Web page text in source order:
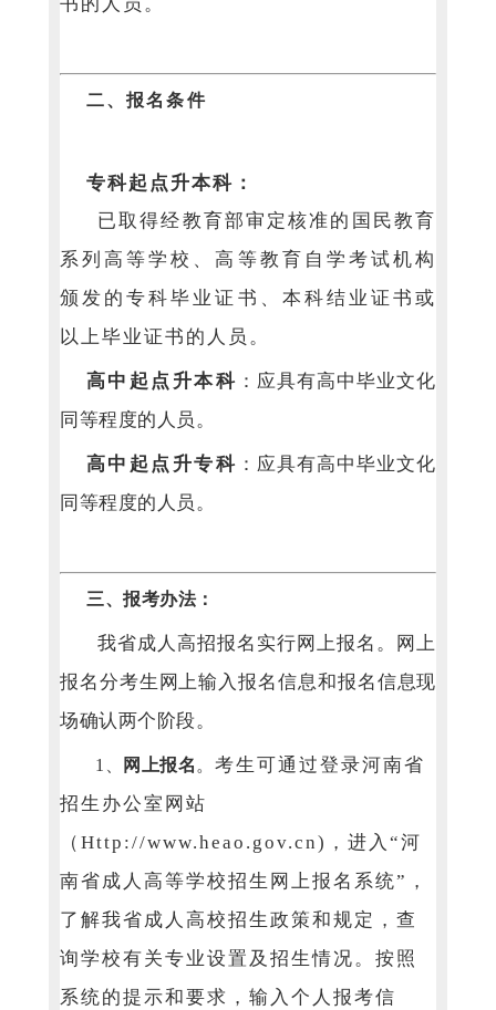
书的人员。
二、报名条件
专科起点升本科：
已取得经教育部审定核准的国民教育
系列高等学校、高等教育自学考试机构
颁发的专科毕业证书、本科结业证书或
以上毕业证书的人员。
高中起点升本科 ：应具有高中毕业文化
同等程度的人员。
高中起点升专科 ：应具有高中毕业文化
同等程度的人员。
三、报考办法：
我省成人高招报名实行网上报名。网上
报名分考生网上输入报名信息和报名信息现
场确认两个阶段。
1、 网上报名。 考生可通过登录河南省
招生办公室网站
（Http://www.heao.gov.cn)，进入“河
南省成人高等学校招生网上报名系统”，
了解我省成人高校招生政策和规定，查
询学校有关专业设置及招生情况。按照
系统的提示和要求，输入个人报考信